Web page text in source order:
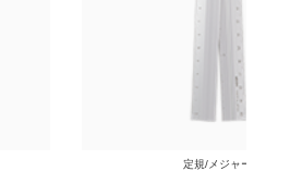
定規/メジャー